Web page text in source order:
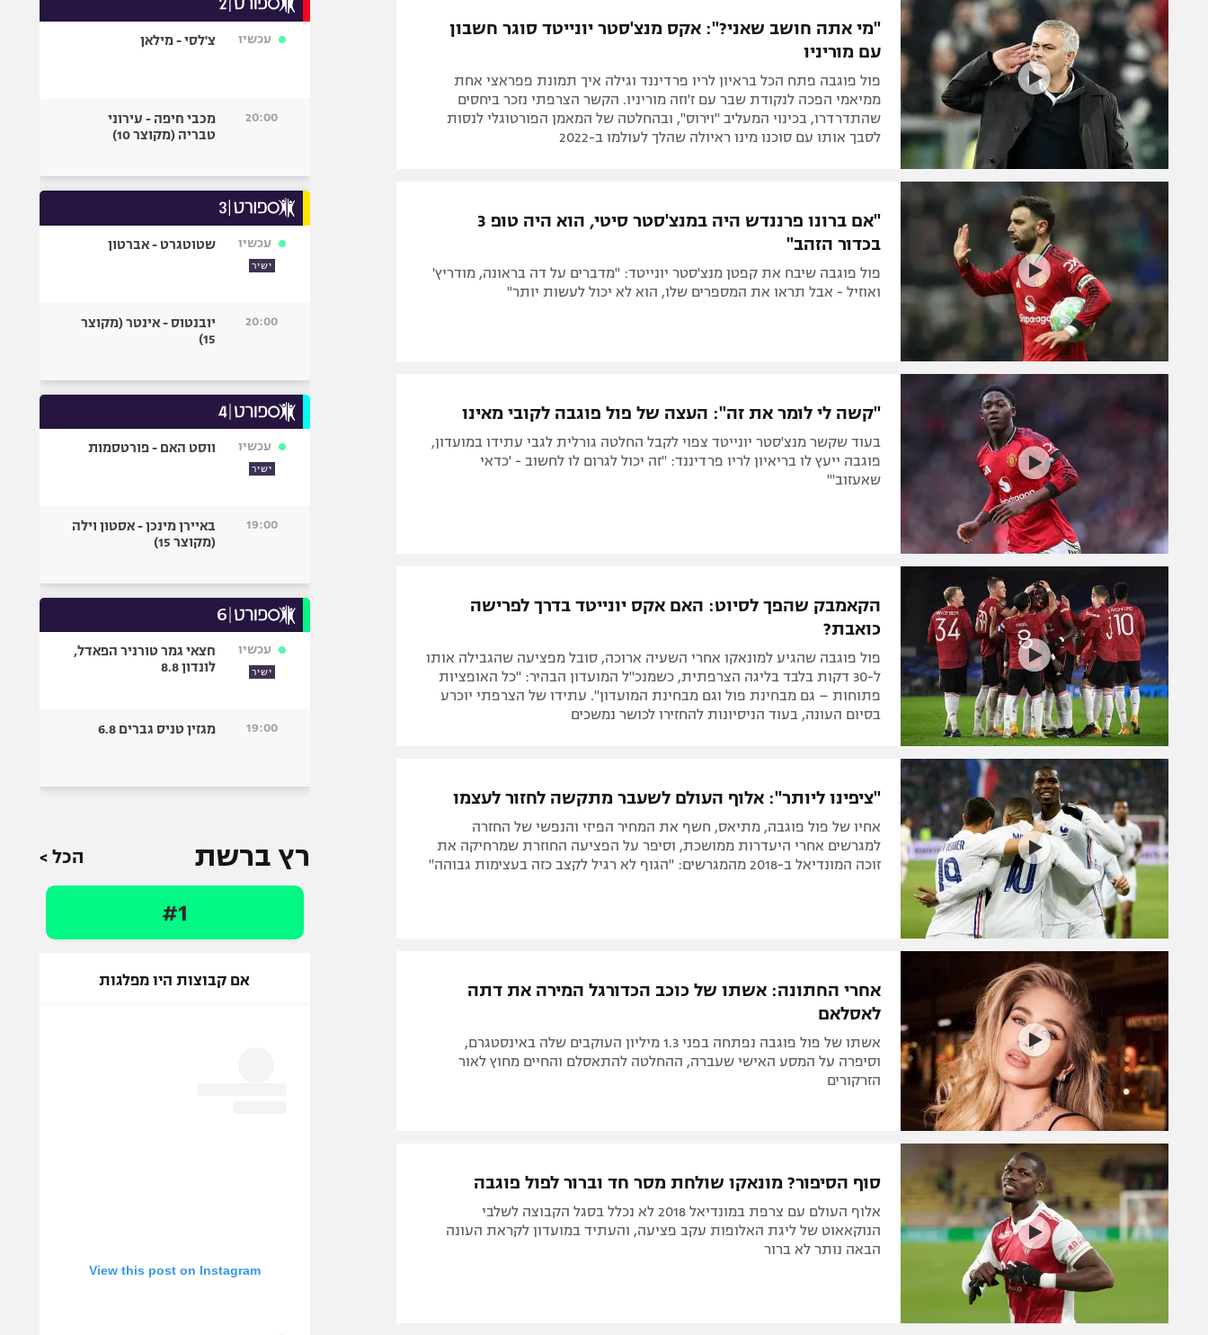
תקנון משתתפים וזוכים בפרסים
תקנון עבור פעילות אלקטרה
תקנון עבור פעילות ספורט 1 – "מרלן"
טניס
גיימינג E-Sports
תנאי שימוש
מדיניות פרטיות
תקנון פעילות ספורט 1
רשיון להקרנה פומבית לבית עסק
הצטרפות לחבילת הערוצים
לוח דרושים – ג'ובנט
תגיות
הפועל באר שבע
מכבי נתניה
בני יהודה
ליגות נוספות
ספורט מוטורי
בייסבול MLB
גיימינג E-Sports
"מי אתה חושב שאני?": אקס מנצ'סטר יונייטד סוגר חשבון
עם מוריניו
פול פוגבה פתח הכל בראיון לריו פרדיננד וגילה איך תמונת פפראצי אחת
ממיאמי הפכה לנקודת שבר עם ז'וזה מוריניו. הקשר הצרפתי נזכר ביחסים
שהתדרדרו, בכינוי המעליב "וירוס", ובהחלטה של המאמן הפורטוגלי לנסות
לסבך אותו עם סוכנו מינו ראיולה שהלך לעולמו ב-2022
"אם ברונו פרננדש היה במנצ'סטר סיטי, הוא היה טופ 3
בכדור הזהב"
פול פוגבה שיבח את קפטן מנצ'סטר יונייטד: "מדברים על דה בראונה, מודריץ'
ואוזיל - אבל תראו את המספרים שלו, הוא לא יכול לעשות יותר"
"קשה לי לומר את זה": העצה של פול פוגבה לקובי מאינו
בעוד שקשר מנצ'סטר יונייטד צפוי לקבל החלטה גורלית לגבי עתידו במועדון,
פוגבה ייעץ לו בריאיון לריו פרדיננד: "זה יכול לגרום לו לחשוב - 'כדאי
שאעזוב'"
הקאמבק שהפך לסיוט: האם אקס יונייטד בדרך לפרישה
כואבת?
פול פוגבה שהגיע למונאקו אחרי השעיה ארוכה, סובל מפציעה שהגבילה אותו
ל-30 דקות בלבד בליגה הצרפתית, כשמנכ"ל המועדון הבהיר: "כל האופציות
פתוחות – גם מבחינת פול וגם מבחינת המועדון". עתידו של הצרפתי יוכרע
בסיום העונה, בעוד הניסיונות להחזירו לכושר נמשכים
"ציפינו ליותר": אלוף העולם לשעבר מתקשה לחזור לעצמו
אחיו של פול פוגבה, מתיאס, חשף את המחיר הפיזי והנפשי של החזרה
למגרשים אחרי היעדרות ממושכת, וסיפר על הפציעה החוזרת שמרחיקה את
זוכה המונדיאל ב-2018 מהמגרשים: "הגוף לא רגיל לקצב כזה בעצימות גבוהה"
אחרי החתונה: אשתו של כוכב הכדורגל המירה את דתה
לאסלאם
אשתו של פול פוגבה נפתחה בפני 1.3 מיליון העוקבים שלה באינסטגרם,
וסיפרה על המסע האישי שעברה, ההחלטה להתאסלם והחיים מחוץ לאור
הזרקורים
סוף הסיפור? מונאקו שולחת מסר חד וברור לפול פוגבה
אלוף העולם עם צרפת במונדיאל 2018 לא נכלל בסגל הקבוצה לשלבי
הנוקאאוט של ליגת האלופות עקב פציעה, והעתיד במועדון לקראת העונה
הבאה נותר לא ברור
עכשיו צ'לסי - מילאן
20:00
מכבי חיפה - עירוני
טבריה (מקוצר 10)
עכשיו
ישיר
שטוטגרט - אברטון
20:00
יובנטוס - אינטר (מקוצר
15)
עכשיו
ישיר
ווסט האם - פורטסמות
19:00
באיירן מינכן - אסטון וילה
(מקוצר 15)
עכשיו
ישיר
חצאי גמר טורניר הפאדל,
לונדון 8.8
19:00 מגזין טניס גברים 6.8
רץ ברשת הכל >
#1
אם קבוצות היו מפלגות
View this post on Instagram